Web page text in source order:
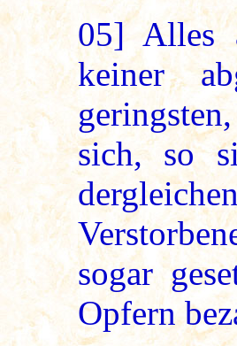
05]Alles
keiner
sich, so
sogar
Opfern